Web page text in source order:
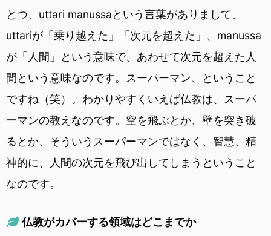
とつ、uttari manussaという言葉がありまして、
uttariが「乗り越えた」「次元を超えた」、manussa
が「人間」という意味で、あわせて次元を超えた人
間という意味なのです。スーパーマン、ということ
ですね（笑）。わかりやすくいえば仏教は、スーパ
ーマンの教えなのです。空を飛ぶとか、壁を突き破
るとか、そういうスーパーマンではなく、智慧、精
神的に、人間の次元を飛び出してしまうということ
なのです。
仏教がカバーする領域はどこまでか